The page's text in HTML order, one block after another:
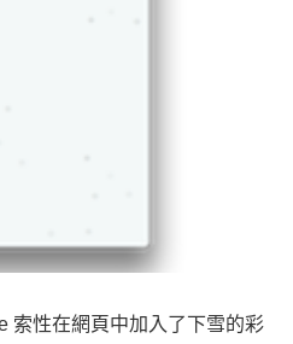
索性在網頁中加入了下雪的彩